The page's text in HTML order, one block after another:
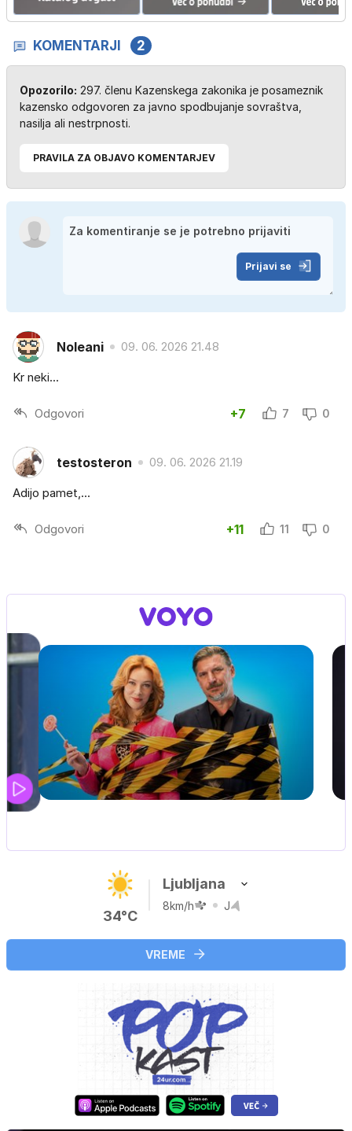
KOMENTARJI 2
Opozorilo: 297. členu Kazenskega zakonika je posameznik
kazensko odgovoren za javno spodbujanje sovraštva,
nasilja ali nestrpnosti.
PRAVILA ZA OBJAVO KOMENTARJEV
Prijavi se
Noleani 09. 06. 2026 21.48
Kr neki...
Odgovori +7 7 0
testosteron 09. 06. 2026 21.19
Adijo pamet,...
Odgovori +11 11 0
DOSJE JARAK
34°C
Ljubljana
8km/h J
VREME